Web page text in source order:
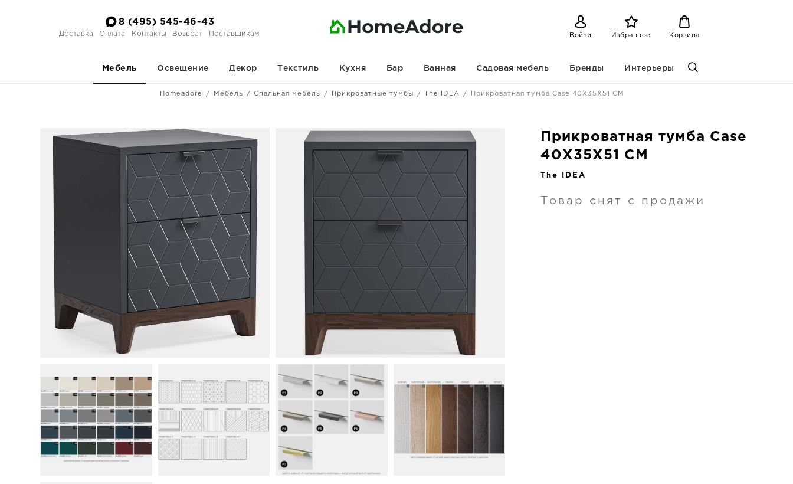
8 (495) 545-46-43
Доставка Оплата Контакты Возврат Поставщикам Войти Избранное Корзина
Мебель Освещение Декор Текстиль Кухня Бар Ванная Садовая мебель Бренды Интерьеры
Homeadore Мебель Спальная мебель Прикроватные тумбы The IDEA Прикроватная тумба Case 40X35X51 CM
Прикроватная тумба Case
40X35X51 CM
The IDEA
Товар снят с продажи